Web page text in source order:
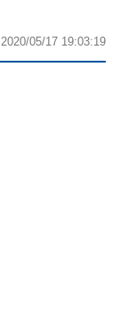
2020/05/17 19:03:19